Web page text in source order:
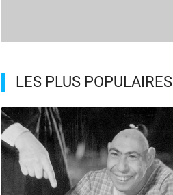
LES PLUS POPULAIRES